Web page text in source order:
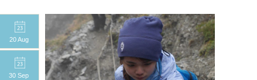
20 Aug
30 Sep